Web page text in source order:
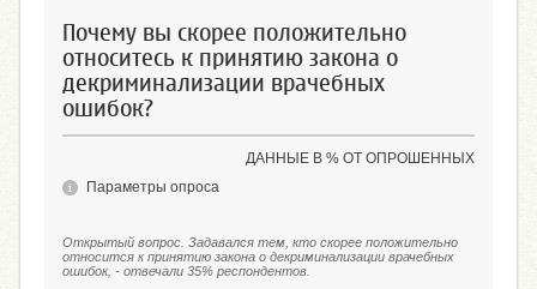
Почему вы скорее положительно
относитесь к принятию закона о
декриминализации врачебных
ошибок?
ДАННЫЕ В % ОТ ОПРОШЕННЫХ
Параметры опроса
Открытый вопрос. Задавался тем, кто скорее положительно
относится к принятию закона о декриминализации врачебных
ошибок, - отвечали 35% респондентов.